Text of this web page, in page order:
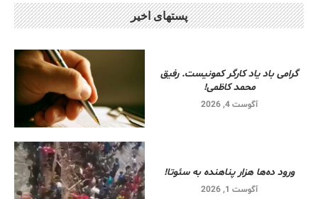
پستهای اخیر
گرامی باد یاد کارگر کمونیست. رفیق
محمد کاظمی!
آگوست 4, 2026
ورود ده‌ها هزار پناهنده به سئوتا!
آگوست 1, 2026